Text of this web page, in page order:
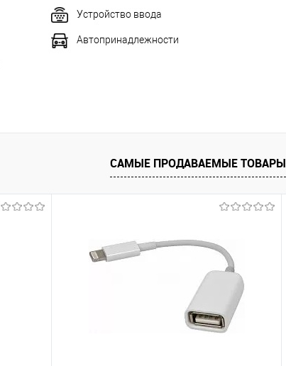
Устройство ввода
Автопринадлежности
САМЫЕ ПРОДАВАЕМЫЕ ТОВАРЫ